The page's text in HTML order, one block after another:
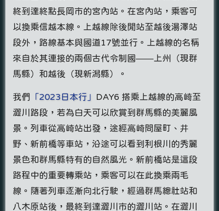
終到達終點長岡市的宮內站。在宮內站，乘客可
以換乘信越本線。上越線除後閒站至越後湯澤站
段外，路線基本與國道17號並行。上越線的名稱
來自於其連接的兩個古代令制國——上州（現群
馬縣）和越後（現新潟縣）。
我們 「2023日本行」
DAY6 搭乘上越線的高崎至
澀川路段，若為白天可以欣賞到群馬縣的美麗風
景。列車從高崎站出發，途經高崎問屋町、井
野、新前橋等車站，沿途可以看到利根川的秀麗
景色和群馬縣特有的自然風光。新前橋站是這段
路程中的重要轉乘站，乘客可以在此換乘兩毛
線。隨著列車逐漸向北行駛，經過群馬總社站和
八木原站後，最終到達澀川市的澀川站。在澀川